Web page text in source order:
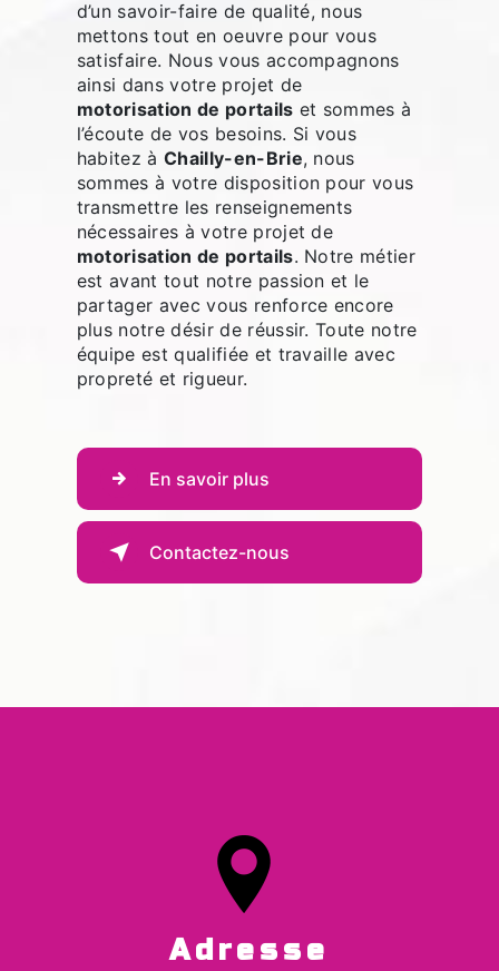
d’un savoir-faire de qualité, nous
mettons tout en oeuvre pour vous
satisfaire. Nous vous accompagnons
ainsi dans votre projet de
motorisation de portails et sommes à
l’écoute de vos besoins. Si vous
habitez àChailly-en-Brie, nous
sommes à votre disposition pour vous
transmettre les renseignements
nécessaires à votre projet de
motorisation de portails. Notre métier
est avant tout notre passion et le
partager avec vous renforce encore
plus notre désir de réussir. Toute notre
équipe est qualifiée et travaille avec
propreté et rigueur.
En savoir plus
Contactez-nous
Adresse